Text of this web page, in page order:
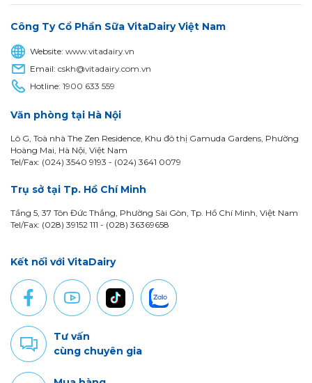
Công Ty Cổ Phần Sữa VitaDairy Việt Nam
Website:www.vitadairy.vn
Email:cskh@vitadairy.com.vn
Hotline:1900 633 559
Văn phòng tại Hà Nội
Lô G, Toà nhà The Zen Residence, Khu đô thị Gamuda Gardens, Phường
Hoàng Mai, Hà Nội, Việt Nam
Tel/Fax: (024) 3540 9193 - (024) 3641 0079
Trụ sở tại Tp. Hồ Chí Minh
Tầng 5, 37 Tôn Đức Thắng, Phường Sài Gòn, Tp. Hồ Chí Minh, Việt Nam
Tel/Fax: (028) 39152 111 - (028) 36369658
Kết nối với VitaDairy
Tư vấn
cùng chuyên gia